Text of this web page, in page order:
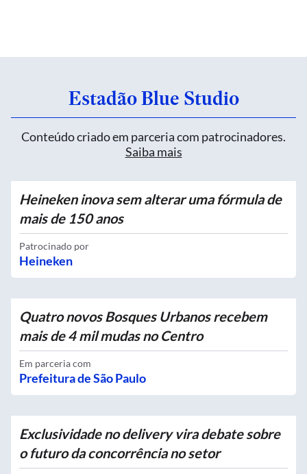
Estadão Blue Studio
Conteúdo criado em parceria com patrocinadores.
Saiba mais
Heineken inova sem alterar uma fórmula de
mais de 150 anos
Patrocinado por
Heineken
Quatro novos Bosques Urbanos recebem
mais de 4 mil mudas no Centro
Em parceria com
Prefeitura de São Paulo
Exclusividade no delivery vira debate sobre
o futuro da concorrência no setor